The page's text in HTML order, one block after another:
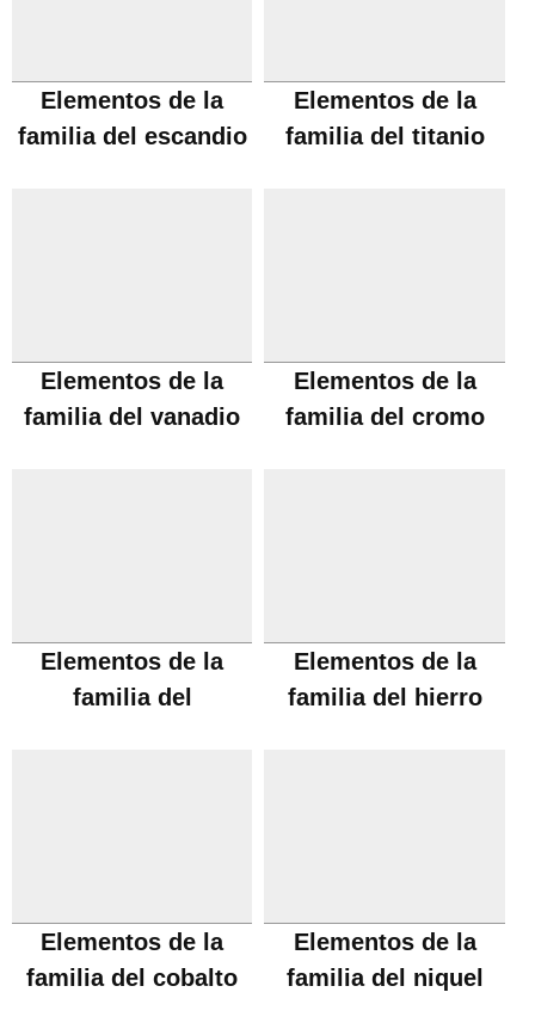
Elementos de la
familia del escandio
Elementos de la
familia del titanio
Elementos de la
familia del vanadio
Elementos de la
familia del cromo
Elementos de la
familia del
Elementos de la
familia del hierro
Elementos de la
familia del cobalto
Elementos de la
familia del niquel